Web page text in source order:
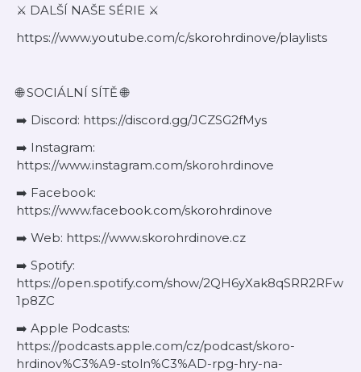
⚔️ DALŠÍ NAŠE SÉRIE ⚔️
https://www.youtube.com/c/skorohrdinove/playlists
🌐 SOCIÁLNÍ SÍTĚ 🌐
➡️ Discord: https://discord.gg/JCZSG2fMys
➡️ Instagram:
https://www.instagram.com/skorohrdinove
➡️ Facebook:
https://www.facebook.com/skorohrdinove
➡️ Web: https://www.skorohrdinove.cz
➡️ Spotify:
https://open.spotify.com/show/2QH6yXak8qSRR2RFw
1p8ZC
➡️ Apple Podcasts:
https://podcasts.apple.com/cz/podcast/skoro-
hrdinov%C3%A9-stoln%C3%AD-rpg-hry-na-